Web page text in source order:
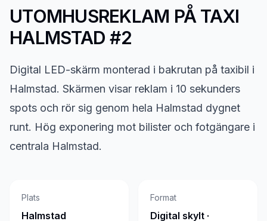
UTOMHUSREKLAM PÅ TAXI
HALMSTAD #2
Digital LED-skärm monterad i bakrutan på taxibil i
Halmstad. Skärmen visar reklam i 10 sekunders
spots och rör sig genom hela Halmstad dygnet
runt. Hög exponering mot bilister och fotgängare i
centrala Halmstad.
Plats
Halmstad
Format
Digital skylt ·